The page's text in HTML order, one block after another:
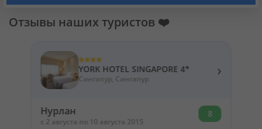
Валюта: KZT USD EUR
Язык: Русский
Загрузить приложение из App Store
Отзывы наших туристов ❤️
YORK HOTEL SINGAPORE 4*
Сингапур, Сингапур ›
Нурлан
c 2 августа по 10 августа 2015
8